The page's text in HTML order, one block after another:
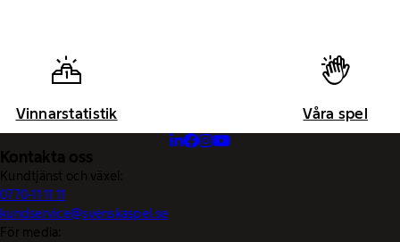
Vinnarstatistik Våra spel
Kontakta oss
Kundtjänst och växel:
0770-11 11 11
kundservice@svenskaspel.se
För media: